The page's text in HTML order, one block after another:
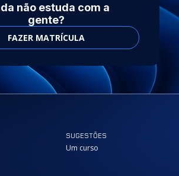
não estuda com a
gente?
FAZER MATRÍCULA
SUGESTÕES
Um curso